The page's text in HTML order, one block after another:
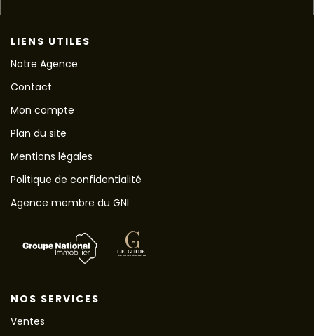
LIENS UTILES
Notre Agence
Contact
Mon compte
Plan du site
Mentions légales
Politique de confidentialité
Agence membre du GNI
NOS SERVICES
Ventes